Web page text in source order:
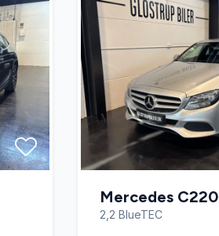
Mercedes C220
2,2 BlueTEC